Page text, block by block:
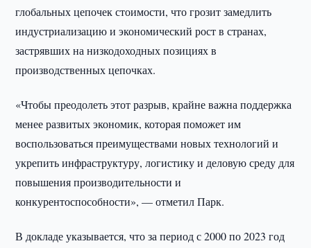
глобальных цепочек стоимости, что грозит замедлить
индустриализацию и экономический рост в странах,
застрявших на низкодоходных позициях в
производственных цепочках.
«Чтобы преодолеть этот разрыв, крайне важна поддержка
менее развитых экономик, которая поможет им
воспользоваться преимуществами новых технологий и
укрепить инфраструктуру, логистику и деловую среду для
повышения производительности и
конкурентоспособности», — отметил Парк.
В докладе указывается, что за период с 2000 по 2023 год